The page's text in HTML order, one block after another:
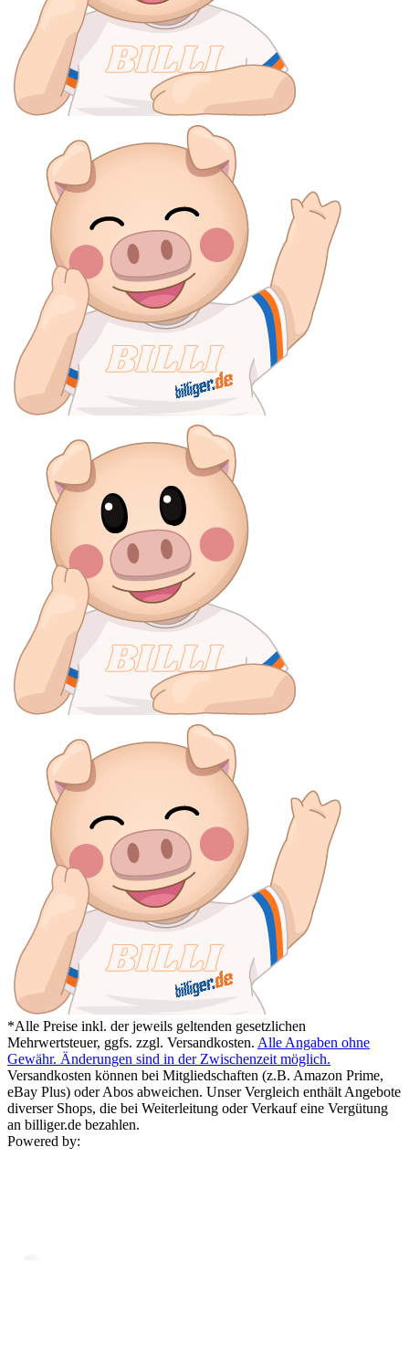
*Alle Preise inkl. der jeweils geltenden gesetzlichen
Mehrwertsteuer, ggfs. zzgl. Versandkosten. Alle Angaben ohne
Gewähr. Änderungen sind in der Zwischenzeit möglich.
Versandkosten können bei Mitgliedschaften (z.B. Amazon Prime,
eBay Plus) oder Abos abweichen. Unser Vergleich enthält Angebote
diverser Shops, die bei Weiterleitung oder Verkauf eine Vergütung
an billiger.de bezahlen.
Powered by: